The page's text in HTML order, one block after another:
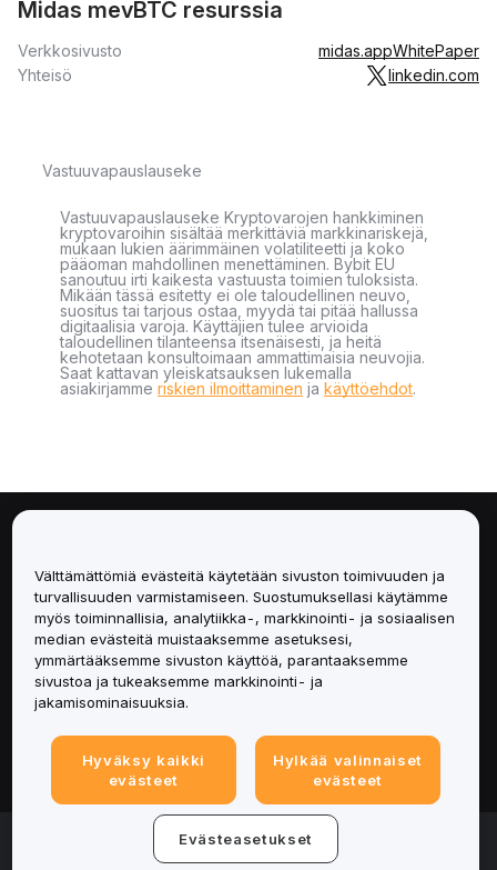
Midas mevBTC resurssia
Verkkosivusto midas.appWhitePaper
Yhteisö
linkedin.com
Vastuuvapauslauseke
Vastuuvapauslauseke Kryptovarojen hankkiminen
kryptovaroihin sisältää merkittäviä markkinariskejä,
mukaan lukien äärimmäinen volatiliteetti ja koko
pääoman mahdollinen menettäminen. Bybit EU
sanoutuu irti kaikesta vastuusta toimien tuloksista.
Mikään tässä esitetty ei ole taloudellinen neuvo,
suositus tai tarjous ostaa, myydä tai pitää hallussa
digitaalisia varoja. Käyttäjien tulee arvioida
taloudellinen tilanteensa itsenäisesti, ja heitä
kehotetaan konsultoimaan ammattimaisia neuvojia.
Saat kattavan yleiskatsauksen lukemalla
asiakirjamme riskien ilmoittaminen ja käyttöehdot.
Palvelut
Tuki
Tuotteet
Lakiasiat
© 2025-2026 Bybit.eu. All rights reserved.
Välttämättömiä evästeitä käytetään sivuston toimivuuden ja
turvallisuuden varmistamiseen. Suostumuksellasi käytämme
myös toiminnallisia, analytiikka-, markkinointi- ja sosiaalisen
median evästeitä muistaaksemme asetuksesi,
ymmärtääksemme sivuston käyttöä, parantaaksemme
sivustoa ja tukeaksemme markkinointi- ja
jakamisominaisuuksia.
Hyväksy kaikki
evästeet
Hylkää valinnaiset
evästeet
Evästeasetukset